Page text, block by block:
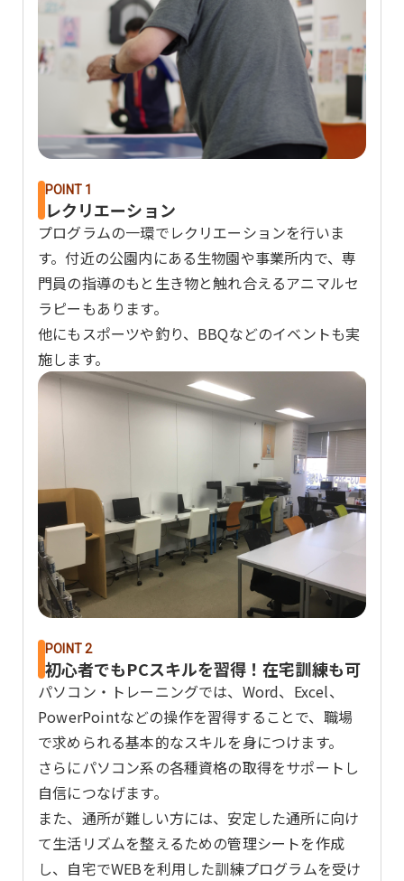
POINT 1
レクリエーション
プログラムの一環でレクリエーションを行いま
す。付近の公園内にある生物園や事業所内で、専
門員の指導のもと生き物と触れ合えるアニマルセ
ラピーもあります。
他にもスポーツや釣り、BBQなどのイベントも実
施します。
POINT 2
初心者でもPCスキルを習得！在宅訓練も可
パソコン・トレーニングでは、Word、Excel、
PowerPointなどの操作を習得することで、職場
で求められる基本的なスキルを身につけます。
さらにパソコン系の各種資格の取得をサポートし
自信につなげます。
また、通所が難しい方には、安定した通所に向け
て生活リズムを整えるための管理シートを作成
し、自宅でWEBを利用した訓練プログラムを受け